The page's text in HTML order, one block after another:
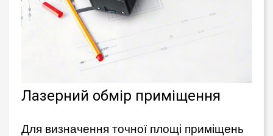
Лазерний обмір приміщення
Для визначення точної площі приміщень